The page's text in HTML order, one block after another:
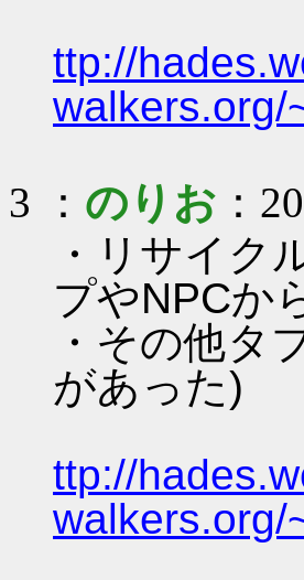
ttp://
walkers.org/
3 ： のりお ：
・リサイク
プやNPCか
・その他タ
があった)
ttp://
walkers.org/